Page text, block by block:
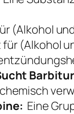
(Alkohol
(Alkohol
Eine